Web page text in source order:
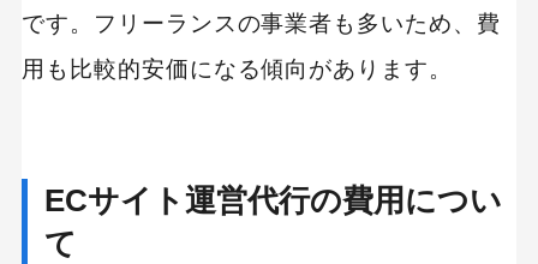
です。フリーランスの事業者も多いため、費
用も比較的安価になる傾向があります。
ECサイト運営代行の費用につい
て